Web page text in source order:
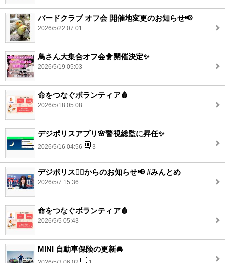
バードクラブ オフ会 開催地変更のお知らせ📢
2026/5/22 07:01
鳥さん大集合オフ会🐥開催決定✨
2026/5/19 05:03
命をつなぐボランティア🩸
2026/5/18 05:08
デジポリスアプリ🌸警視総監に昇任✨
2026/5/16 04:56 3
デジポリス👮‍♂️からのお知らせ📢 #みんとめ
2026/5/7 15:36
命をつなぐボランティア🩸
2026/5/5 05:43
MINI 自動車保険の更新🚘